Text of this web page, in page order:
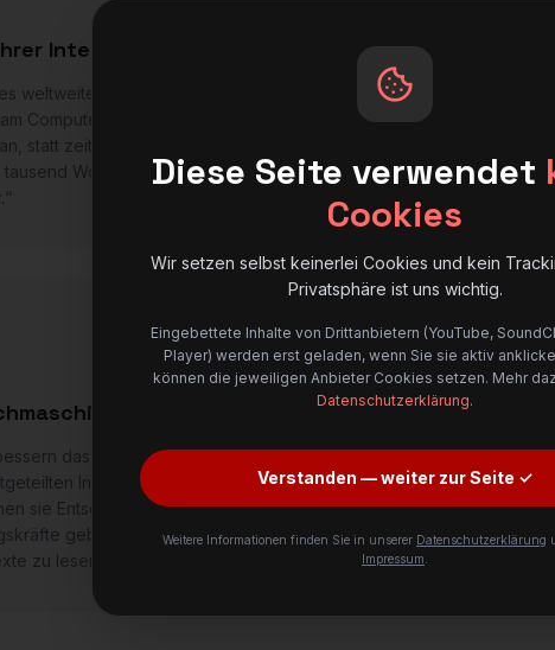
Internetpräsenz
weltweiten Internettraffics entfällt auf
Computer wie mobil. Nutzer schauen
statt zeitaufwendig Texte zu lesen. „Ein
Worte“ — aber: „Ein Film sagt mehr
Sehr
Eine Studie
belegt eine
um 96 %
Ranking
das Ranking in den Suchmaschinen
Inhalte bei Facebook & Co.
sie Entscheidungsträger besser: Über
geben an, lieber Videos
zu lesen.
Effiziente
Video-
Tools und
werden
Diese Seite verwendet
Cookies
Wir setzen selbst keinerlei Cookies und kein
Privatsphäre ist uns wichtig.
Eingebettete Inhalte von Drittanbietern (YouTube,
Player) werden erst geladen, wenn Sie sie aktiv
können die jeweiligen Anbieter Cookies setzen. Mehr
Datenschutzerklärung.
Verstanden — weiter zur Seite ✓
Weitere Informationen finden Sie in unserer Datenschutzerklärung
Impressum